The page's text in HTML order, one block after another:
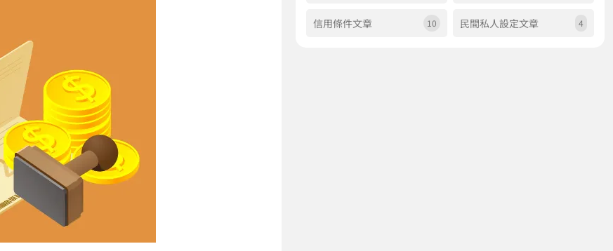
信用條件文章 10 民間私人設定文章 4